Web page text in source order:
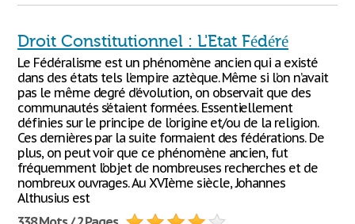
Droit Constitutionnel : L'Etat Fédéré
Le Fédéralisme est un phénomène ancien qui a existé
dans des états tels l’empire aztèque. Même si l’on n’avait
pas le même degré d’évolution, on observait que des
communautés s’étaient formées. Essentiellement
définies sur le principe de l’origine et/ou de la religion.
Ces dernières par la suite formaient des fédérations. De
plus, on peut voir que ce phénomène ancien, fut
fréquemment l’objet de nombreuses recherches et de
nombreux ouvrages. Au XVIème siècle, Johannes
Althusius est